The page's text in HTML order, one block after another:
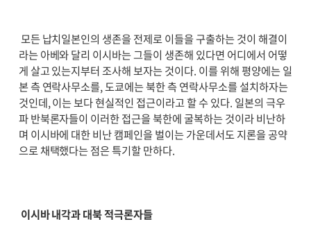
모든 납치일본인의 생존을 전제로 이들을 구출하는 것이 해결이
라는 아베와 달리 이시바는 그들이 생존해 있다면 어디에서 어떻
게 살고 있는지부터 조사해 보자는 것이다. 이를 위해 평양에는 일
본 측 연락사무소를, 도쿄에는 북한 측 연락사무소를 설치하자는
것인데, 이는 보다 현실적인 접근이라고 할 수 있다. 일본의 극우
파 반북론자들이 이러한 접근을 북한에 굴복하는 것이라 비난하
며 이시바에 대한 비난 캠페인을 벌이는 가운데서도 지론을 공약
으로 채택했다는 점은 특기할 만하다.
이시바 내각과 대북 적극론자들